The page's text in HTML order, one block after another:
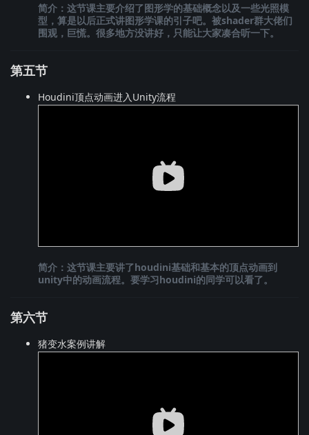
简介：这节课主要介绍了图形学的基础概念以及一些光照模
型，算是以后正式讲图形学课的引子吧。被shader群大佬们
围观，巨慌。很多地方没讲好，只能让大家凑合听一下。
第五节
Houdini顶点动画进入Unity流程
简介：这节课主要讲了houdini基础和基本的顶点动画到
unity中的动画流程。要学习houdini的同学可以看了。
第六节
猪变水案例讲解